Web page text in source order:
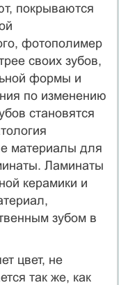
покрываются
фотополимер
своих зубов,
формы и
по изменению
становятся
материалы для
Ламинаты
керамики и
зубом в
цвет, не
так же, как